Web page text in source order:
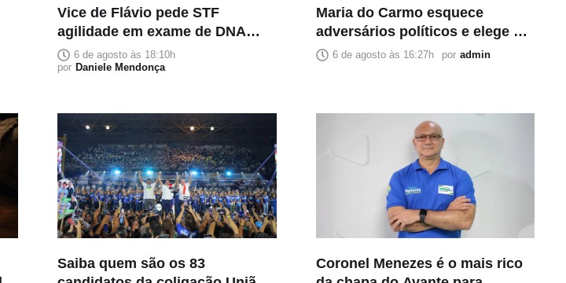
Vice de Flávio pede STF
agilidade em exame de DNA
para afastar suspeita de estupro
6 de agosto às 18:10h
por Daniele Mendonça
Maria do Carmo esquece
adversários políticos e elege a
imprensa como principal
6 de agosto às 16:27h por admin
Saiba quem são os 83
Coronel Menezes é o mais rico